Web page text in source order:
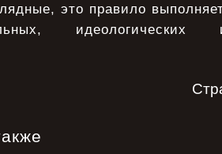
это правило